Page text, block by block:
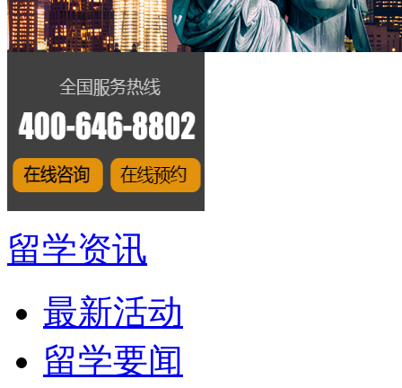
留学资讯
最新活动
留学要闻